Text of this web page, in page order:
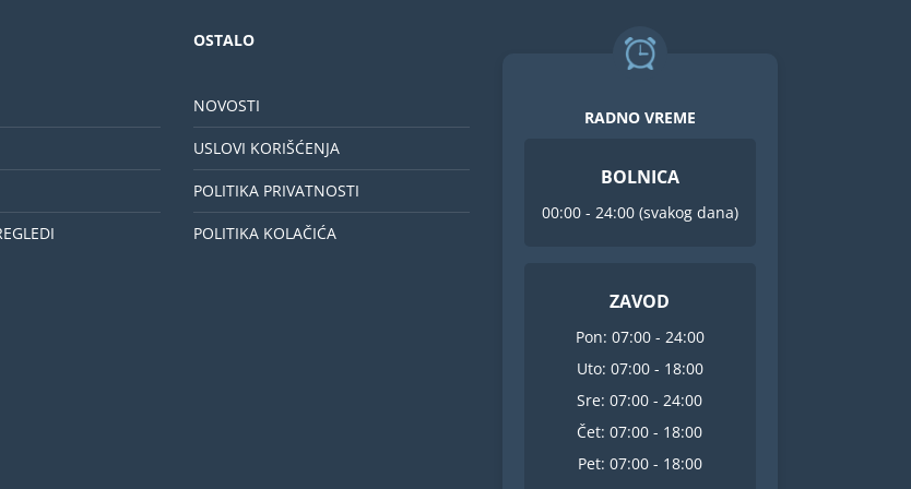
OSTALO
NOVOSTI
USLOVI KORIŠĆENJA
POLITIKA PRIVATNOSTI
POLITIKA KOLAČIĆA
RADNO VREME
BOLNICA
00:00 - 24:00 (svakog dana)
ZAVOD
Pon: 07:00 - 24:00
Uto: 07:00 - 18:00
Sre: 07:00 - 24:00
Čet: 07:00 - 18:00
Pet: 07:00 - 18:00